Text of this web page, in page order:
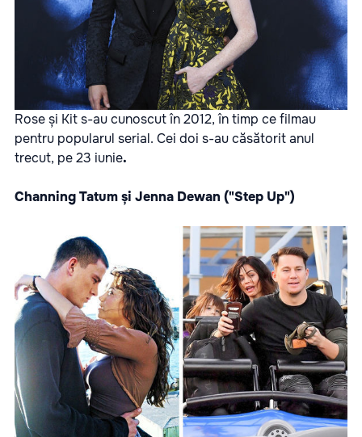
Rose și Kit s-au cunoscut în 2012, în timp ce filmau
pentru popularul serial. Cei doi s-au căsătorit anul
trecut, pe 23 iunie.
Channing Tatum și Jenna Dewan ("Step Up")